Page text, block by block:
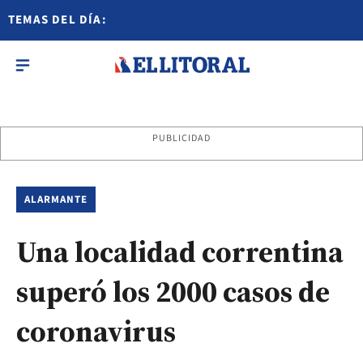
TEMAS DEL DÍA:
PUBLICIDAD
ALARMANTE
Una localidad correntina
superó los 2000 casos de
coronavirus